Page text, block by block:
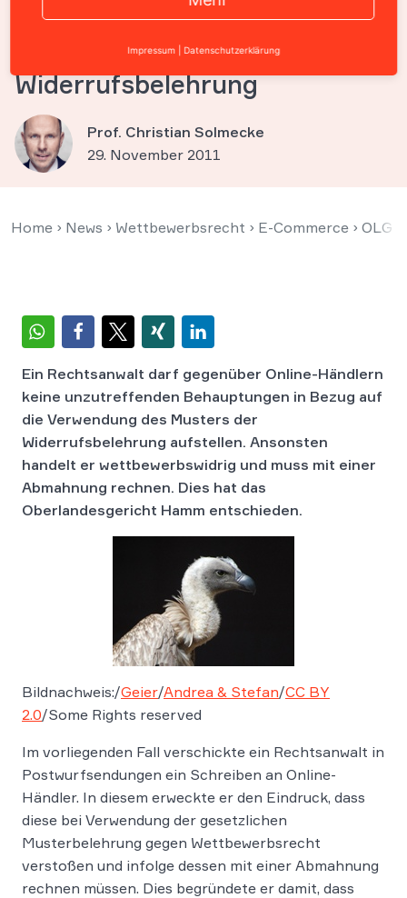
Rechtsanwaltes bezüglich der
amtlichen Muster-
Widerrufsbelehrung
Prof. Christian Solmecke
29. November 2011
Home › News › Wettbewerbsrecht › E-Commerce › OLG
Ein Rechtsanwalt darf gegenüber Online-Händlern
keine unzutreffenden Behauptungen in Bezug auf
die Verwendung des Musters der
Widerrufsbelehrung aufstellen. Ansonsten
handelt er wettbewerbswidrig und muss mit einer
Abmahnung rechnen. Dies hat das
Oberlandesgericht Hamm entschieden.
Bildnachweis:/Geier/Andrea & Stefan/CC BY
2.0/Some Rights reserved
Im vorliegenden Fall verschickte ein Rechtsanwalt in
Postwurfsendungen ein Schreiben an Online-
Händler. In diesem erweckte er den Eindruck, dass
diese bei Verwendung der gesetzlichen
Musterbelehrung gegen Wettbewerbsrecht
verstoßen und infolge dessen mit einer Abmahnung
rechnen müssen. Dies begründete er damit, dass
Impressum Datenschutzerklärung